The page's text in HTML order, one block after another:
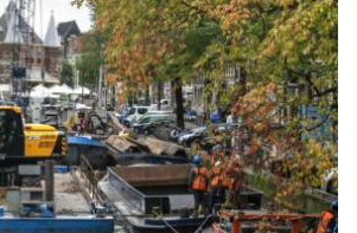
op de hoogte van al het
rond de bruggen en
in Amsterdam. Meld je aan voor
en je mist geen verhaal!